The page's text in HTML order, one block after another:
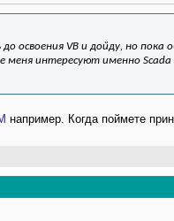
освоения VB и дойду, но
меня интересуют именно
например. Когда поймете